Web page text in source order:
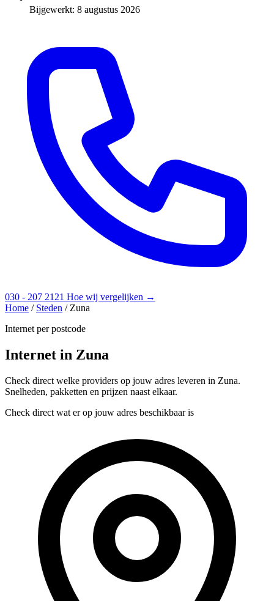
Bijgewerkt: 8 augustus 2026
030 - 207 2121 Hoe wij vergelijken →
Home / Steden / Zuna
Internet per postcode
Internet in Zuna
Check direct welke providers op jouw adres leveren in Zuna.
Snelheden, pakketten en prijzen naast elkaar.
Check direct wat er op jouw adres beschikbaar is